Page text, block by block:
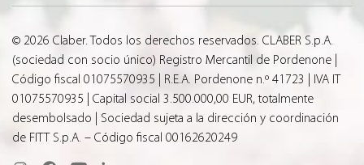
© 2026 Claber. Todos los derechos reservados. CLABER S.p.A.
(sociedad con socio único) Registro Mercantil de Pordenone |
Código fiscal 01075570935 | R.E.A. Pordenone n.º 41723 | IVA IT
01075570935 | Capital social 3.500.000,00 EUR, totalmente
desembolsado | Sociedad sujeta a la dirección y coordinación
de FITT S.p.A. – Código fiscal 00162620249